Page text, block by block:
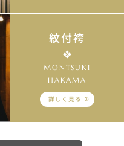
紋付袴
MONTSUKI
HAKAMA
詳しく見る